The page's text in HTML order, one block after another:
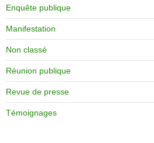
Enquête publique
Manifestation
Non classé
Réunion publique
Revue de presse
Témoignages